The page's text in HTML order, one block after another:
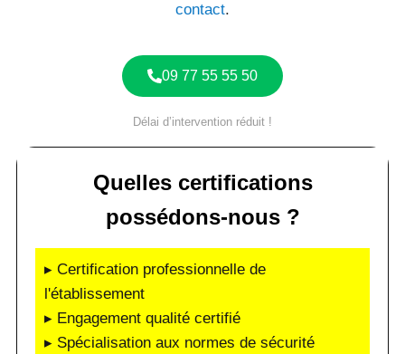
contact.
09 77 55 55 50
Délai d’intervention réduit !
Quelles certifications
possédons-nous ?
▸ Certification professionnelle de
l'établissement
▸ Engagement qualité certifié
▸ Spécialisation aux normes de sécurité